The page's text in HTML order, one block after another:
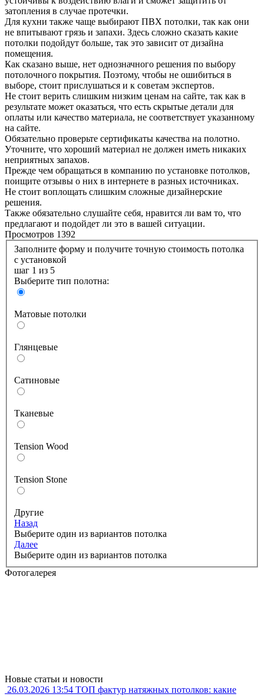
затопления в случае протечки.
Для кухни также чаще выбирают ПВХ потолки, так как они
не впитывают грязь и запахи. Здесь сложно сказать какие
потолки подойдут больше, так это зависит от дизайна
помещения.
Как сказано выше, нет однозначного решения по выбору
потолочного покрытия. Поэтому, чтобы не ошибиться в
выборе, стоит прислушаться и к советам экспертов.
Не стоит верить слишким низким ценам на сайте, так как в
результате может оказаться, что есть скрытые детали для
оплаты или качество материала, не соответствует указанному
на сайте.
Обязательно проверьте сертификаты качества на полотно.
Уточните, что хороший материал не должен иметь никаких
неприятных запахов.
Прежде чем обращаться в компанию по установке потолков,
поищите отзывы о них в интернете в разных источниках.
Не стоит воплощать слишким сложные дизайнерские
решения.
Также обязательно слушайте себя, нравится ли вам то, что
предлагают и подойдет ли это в вашей ситуации.
Просмотров 1392
Заполните форму и получите точную стоимость потолка
с установкой
шаг 1 из 5
Выберите тип полотна:
Матовые потолки
Глянцевые
Сатиновые
Тканевые
Tension Wood
Tension Stone
Другие
Назад
Выберите один из вариантов потолка
Далее
Выберите один из вариантов потолка
Фотогалерея
Новые статьи и новости
26.03.2026 13:54 ТОП фактур натяжных потолков: какие